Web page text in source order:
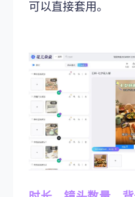
可以直接套用。